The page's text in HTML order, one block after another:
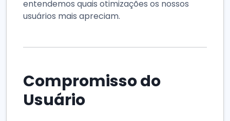
entendemos quais otimizações os nossos
usuários mais apreciam.
Compromisso do
Usuário